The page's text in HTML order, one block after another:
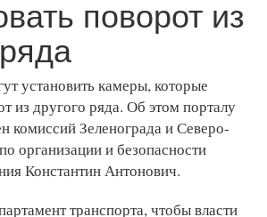
поворот из
установить камеры, которые
из другого ряда. Об этом порталу
комиссий Зеленограда и Северо-
организации и безопасности
Константин Антонович.
транспорта, чтобы власти